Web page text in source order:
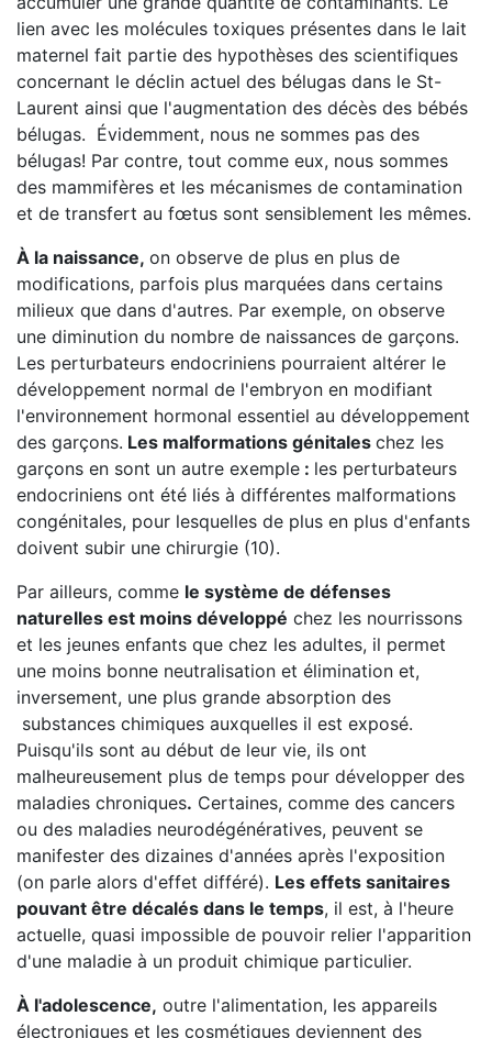
lien avec les molécules toxiques présentes dans le lait
maternel fait partie des hypothèses des scientifiques
concernant le déclin actuel des bélugas dans le St-
Laurent ainsi que l'augmentation des décès des bébés
bélugas. Évidemment, nous ne sommes pas des
bélugas! Par contre, tout comme eux, nous sommes
des mammifères et les mécanismes de contamination
et de transfert au fœtus sont sensiblement les mêmes.
À la naissance, on observe de plus en plus de
modifications, parfois plus marquées dans certains
milieux que dans d'autres. Par exemple, on observe
une diminution du nombre de naissances de garçons.
Les perturbateurs endocriniens pourraient altérer le
développement normal de l'embryon en modifiant
l'environnement hormonal essentiel au développement
des garçons. Les malformations génitales chez les
garçons en sont un autre exemple : les perturbateurs
endocriniens ont été liés à différentes malformations
congénitales, pour lesquelles de plus en plus d'enfants
doivent subir une chirurgie (10).
Par ailleurs, comme le système de défenses
naturelles est moins développé chez les nourrissons
et les jeunes enfants que chez les adultes, il permet
une moins bonne neutralisation et élimination et,
inversement, une plus grande absorption des
substances chimiques auxquelles il est exposé.
Puisqu'ils sont au début de leur vie, ils ont
malheureusement plus de temps pour développer des
maladies chroniques. Certaines, comme des cancers
ou des maladies neurodégénératives, peuvent se
manifester des dizaines d'années après l'exposition
(on parle alors d'effet différé). Les effets sanitaires
pouvant être décalés dans le temps, il est, à l'heure
actuelle, quasi impossible de pouvoir relier l'apparition
d'une maladie à un produit chimique particulier.
À l'adolescence, outre l'alimentation, les appareils
électroniques et les cosmétiques deviennent des